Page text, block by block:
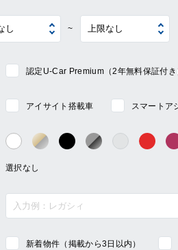
~
認定U-Car Premium（2年無料保証付き
アイサイト搭載車 スマートア
ホワイト系ゴールド・シルバー系
ブラック系ガンメタ系グレー系 レッ
新着物件（掲載から3日以内）